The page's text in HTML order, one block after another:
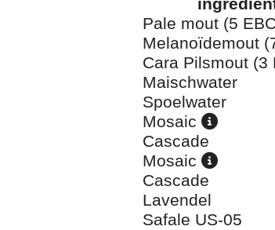
Pale mout (5
Melanoïdemout
Cara Pilsmout (3
Maischwater
Spoelwater
Mosaic
Cascade
Mosaic
Cascade
Lavendel
Safale US-05